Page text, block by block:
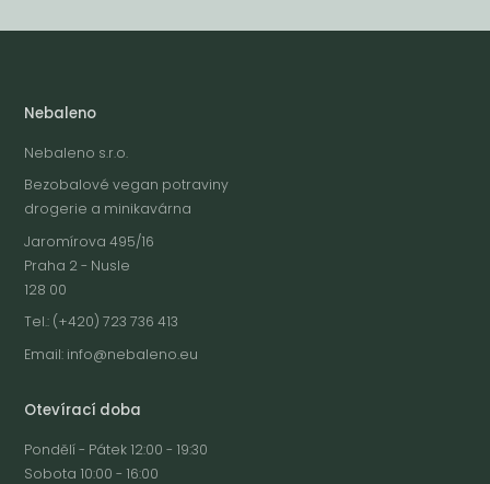
Nebaleno
Nebaleno s.r.o.
Bezobalové vegan potraviny
drogerie a minikavárna
Jaromírova 495/16
Praha 2 - Nusle
128 00
Tel.: (+420) 723 736 413
Email: info@nebaleno.eu
Otevírací doba
Pondělí - Pátek 12:00 - 19:30
Sobota 10:00 - 16:00